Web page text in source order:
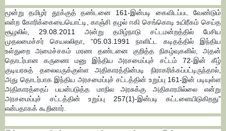
மூன்று தமிழர் தூக்குத் தண்டனை 161-இன்படி கைவிடப்பட வேண்டும்
என்ற கோரிக்கையையொட்டி, காஞ்சி தழல் ஈகி செங்கொடி உயிரீகம் செய்த
சூழலில், 29.08.2011 அன்று தமிழ்நாடு சட்டமன்றத்தில் பேசிய
முதலமைச்சர் செயலலிதா, “05.03.1991 நாளிட்ட கடிதத்தில் இந்திய
உள்துறை அமைச்சகம் மரண தண்டனை குறித்த நிகழ்வுகளில், அதன்
தொடர்பான கருணை மனு இந்திய அரசமைப்புச் சட்டம் 72-இன் கீழ்
குடியரசுத் தலைவருக்குள்ள அதிகாரத்தின்படி நிராகரிக்கப்பட்டிருந்தால்,
அது தொடர்பாக இந்திய அரசமைப்புச் சட்டத்தின் உறுப்பு 161-இன் படியுள்ள
அதிகாரத்தைப் பயன்படுத்த மாநில அரசுக்கு அதிகாரமில்லை என்று
அரசமைப்புச் சட்டத்தின் உறுப்பு 257(1)-இன்படி கட்டளையிடுகிறது”
என்பதாகக் கூறினார்.